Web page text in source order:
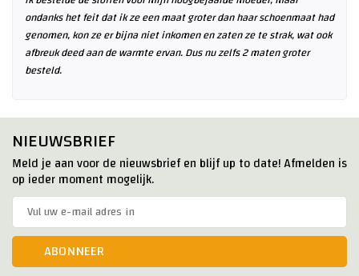
ondanks het feit dat ik ze een maat groter dan haar schoenmaat had
genomen, kon ze er bijna niet inkomen en zaten ze te strak, wat ook
afbreuk deed aan de warmte ervan. Dus nu zelfs 2 maten groter
besteld.
NIEUWSBRIEF
Meld je aan voor de nieuwsbrief en blijf up to date! Afmelden is
op ieder moment mogelijk.
ABONNEER